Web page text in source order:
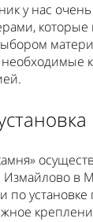
у нас
которые
в
по